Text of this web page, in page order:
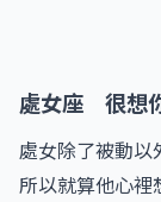
處女座 很想
處女除了被動以
所以就算他心裡